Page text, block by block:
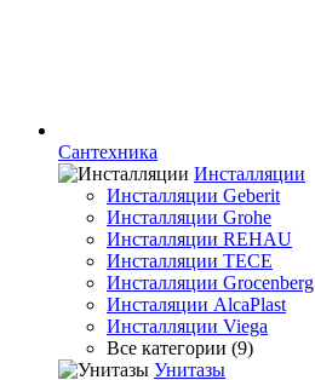
Сантехника
Инсталляции
Инсталляции Geberit
Инсталляции Grohe
Инсталляции REHAU
Инсталляции TECE
Инсталляции Grocenberg
Инсталяции AlcaPlast
Инсталляции Viega
Все категории (9)
Унитазы